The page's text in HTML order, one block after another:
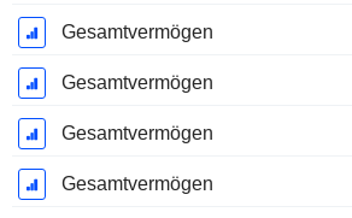
Gesamtvermögen
Gesamtvermögen
Gesamtvermögen
Gesamtvermögen